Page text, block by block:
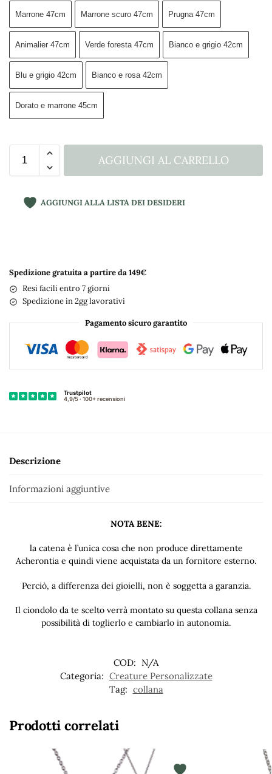
Marrone 47cm Marrone scuro 47cm Prugna 47cm
Animalier 47cm Verde foresta 47cm Bianco e grigio 42cm
Blu e grigio 42cm Bianco e rosa 42cm
Dorato e marrone 45cm
AGGIUNGI AL CARRELLO
AGGIUNGI ALLA LISTA DEI DESIDERI
t
e
r
a
:
Spedizione gratuita a partire da 149€
Resi facili entro 7 giorni
Spedizione in 2gg lavorativi
Pagamento sicuro garantito
Descrizione
Informazioni aggiuntive
NOTA BENE:
la catena è l’unica cosa che non produce direttamente
Acherontia e quindi viene acquistata da un fornitore esterno.
Perciò, a differenza dei gioielli, non è soggetta a garanzia.
Il ciondolo da te scelto verrà montato su questa collana senza
possibilità di toglierlo e cambiarlo in autonomia.
COD: N/A
Categoria: Creature Personalizzate
Tag: collana
Prodotti correlati